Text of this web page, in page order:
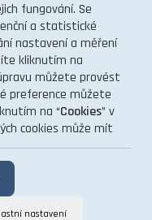
fungování. Se
a statistické
nastavení a měření
kliknutím na
můžete provést
preference můžete
na “Cookies” v
cookies může mít
nastavení